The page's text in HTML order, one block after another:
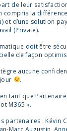
de leur
compris la
et d’une solution
(Private).
doit être
de façon
aucune
.
tant que
M365 ».
partenaires : Kévin